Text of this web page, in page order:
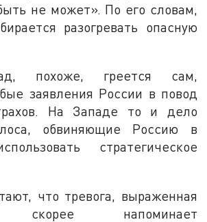
не может». По его словам,
разогревать опасную
похоже, греется сам,
заявления России в повод
На Западе то и дело
обвиняющие Россию в
стратегическое
что тревога, выраженная
скорее напоминает